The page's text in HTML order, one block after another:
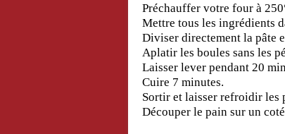
Préchauffer votre four à
Mettre tous les ingrédients
Diviser directement la pâte
Aplatir les boules sans les
Laisser lever pendant 20
Cuire 7 minutes.
Sortir et laisser refroidir les
Découper le pain sur un